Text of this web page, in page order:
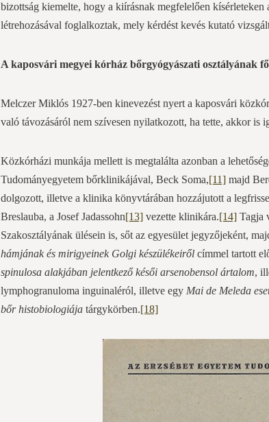
bizottság kiemelte, hogy a kiírásnak megfelelően
létrehozásával foglalkoztak, mely kérdést kevés kutató
A kaposvári megyei kórház bőrgyógyászati osztályának
Melczer Miklós 1927-ben kinevezést nyert a kaposvári
való távozásáról nem szívesen nyilatkozott, ha tette, akkor is
Közkórházi munkája mellett is megtalálta azonban a
Tudományegyetem bőrklinikájával, Beck Soma,[11] majd
dolgozott, illetve a klinika könyvtárában hozzájutott a
Breslauba, a Josef Jadassohn[13] vezette klinikára.[14] Tagja
Szakosztályának ülésein is, sőt az egyesület jegyzőjeként,
hámjának és mirigyeinek Golgi készülékeiről címmel tartott
spinulosa alakjában jelentkező késői arsenobensol ártalom,
lymphogranuloma inguinaléról, illetve egy Mai de Meleda
bőr histobiologiája tárgykörben.[18]